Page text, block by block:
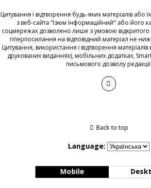
Цитування і відтворення будь-яких матеріалів або
з веб-сайта "Ізюм Інформаційний" або його
соцмережах дозволено лише з умовою
гіперпосилання на відповідний матеріал не
Цитування, використання і відтворення
друкованих виданнях), мобільних додатках,
письмового дозволу редакції.
Back to top
Language:
Mobile